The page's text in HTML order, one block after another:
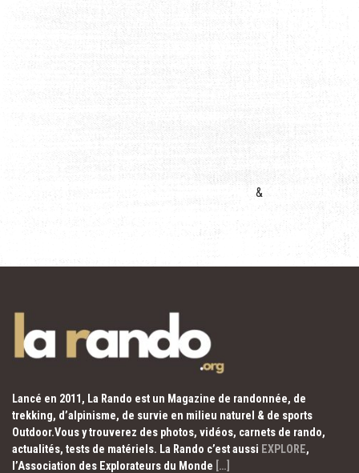
&
Lancé en 2011, La Rando est un Magazine de randonnée, de
trekking, d’alpinisme, de survie en milieu naturel & de sports
Outdoor.Vous y trouverez des photos, vidéos, carnets de rando,
actualités, tests de matériels. La Rando c’est aussi EXPLORE,
l’Association des Explorateurs du Monde […]